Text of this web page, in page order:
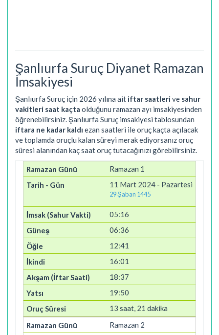
Şanlıurfa Suruç Diyanet Ramazan
İmsakiyesi
Şanlıurfa Suruç için 2026 yılına ait iftar saatlerive sahur
vakitleri saat kaçta olduğunu ramazan ayı imsakiyesinden
öğrenebilirsiniz. Şanlıurfa Suruç imsakiyesi tablosundan
iftara ne kadar kaldı ezan saatleri ile oruç kaçta açılacak
ve toplamda oruçlu kalan süreyi merak ediyorsanız oruç
süresi alanından kaç saat oruç tutacağınızı görebilirsiniz.
Ramazan 1
11 Mart 2024 - Pazartesi
29 Şaban 1445
05:16
06:36
12:41
16:01
18:37
19:50
13 saat, 21 dakika
Ramazan 2